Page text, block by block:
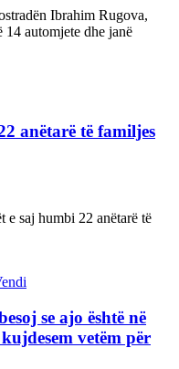
Ibrahim Rugova,
automjete dhe janë
anëtarë të familjes
e saj humbi 22 anëtarë të
se ajo është në
vetëm për